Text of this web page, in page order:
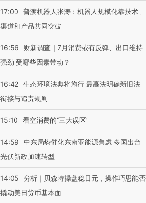
17:00
普渡机器人张涛：机器人规模化靠技术、
渠道和产品共同突破
16:56
财新调查｜7月消费或有反弹、出口维持
强劲 受哪些因素带动？
16:42 生态环境法典将施行 最高法明确新旧法
衔接与追责规则
15:10 看空消费的“三大误区”
14:59
中东局势催化东南亚能源焦虑 多国出台
光伏新政加速转型
14:05
分析｜贝森特操盘稳日元，操作巧思能否
撬动美日货币基本面